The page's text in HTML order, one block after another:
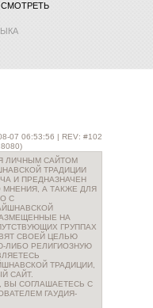
СМОТРЕТЬ
07 06:53:56 | REV: #102
ЛИЧНЫМ САЙТОМ
ТРАДИЦИИ
И ПРЕДНАЗНАЧЕН
МНЕНИЯ, А ТАКЖЕ ДЛЯ
С
НА
ГРУППАХ
СВОЕЙ ЦЕЛЬЮ
ЛИБО РЕЛИГИОЗНУЮ
ТРАДИЦИИ,
САЙТ.
ВЫ СОГЛАШАЕТЕСЬ С
ГАУДИЯ-